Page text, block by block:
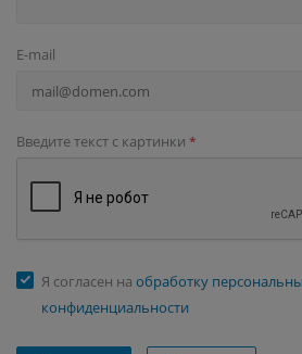
E-mail
Введите текст с картинки *
Я согласен на обработку
конфиденциальности